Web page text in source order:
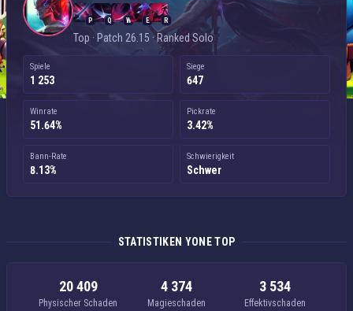
P Q W E R
Top · Patch 26.15 · Ranked Solo
Spiele
1 253
Siege
647
Winrate
51.64%
Pickrate
3.42%
Bann-Rate
8.13%
Schwierigkeit
Schwer
STATISTIKEN YONE TOP
20 409
Physischer Schaden
4 374
Magieschaden
3 534
Effektivschaden